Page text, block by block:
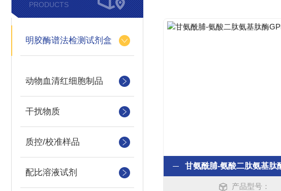
PRODUCTS
明胶酶谱法检测试剂盒
动物血清红细胞制品
干扰物质
质控/校准样品
配比溶液试剂
产品型号：